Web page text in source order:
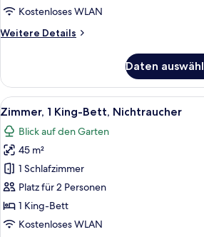
Kostenloses WLAN
Weitere Details
Weitere
2 Doppelbetten,
Nichtraucher
Daten
Alle
Fotos
für
Zimmer,
1 King-
Bett,
Nichtraucher
anzeigen
Ein
12
Zimmer, 1 King-Bett, Nichtraucher
Blick auf den Garten
45 m²
1 Schlafzimmer
Platz für 2 Personen
1 King-Bett
Kostenloses WLAN